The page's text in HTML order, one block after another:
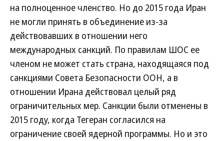
на полноценное членство. Но до 2015 года Иран
не могли принять в объединение из-за
действовавших в отношении него
международных санкций. По правилам ШОС ее
членом не может стать страна, находящаяся под
санкциями Совета Безопасности ООН, а в
отношении Ирана действовал целый ряд
ограничительных мер. Санкции были отменены в
2015 году, когда Тегеран согласился на
ограничение своей ядерной программы. Но и это